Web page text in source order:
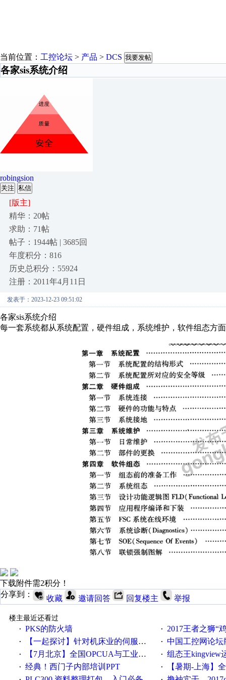
当前位置： 工控论坛 > 产品 > DCS 我要发帖
各家sis系统介绍
robingsion
关注 私信
[版主]
精华：20帖
求助：71帖
帖子：1944帖 | 3685回
年度积分：816
历史总积分：55924
注册：2011年4月11日
发表于：2023-12-23 09:51:02
各家sis系统介绍
每一套系统都从系统配置，硬件组成，系统维护，软件组态方
下载附件需2积分！
分享到：
收藏 邀请回答 回复楼主 举报
楼主最近还看过
· PKS的防火墙 · 2017王者之狮“鸡”情签到
· 【一起探讨】针对机床业的伺服系统发展，您的期望是什么？ · 中国工控网论坛版
· 【7月北京】全国OPCUA与工业互联技术培训班通知！ · 组态王kingview
· 经典！西门子内部培训PPT · 【暑期-上海】全国工业